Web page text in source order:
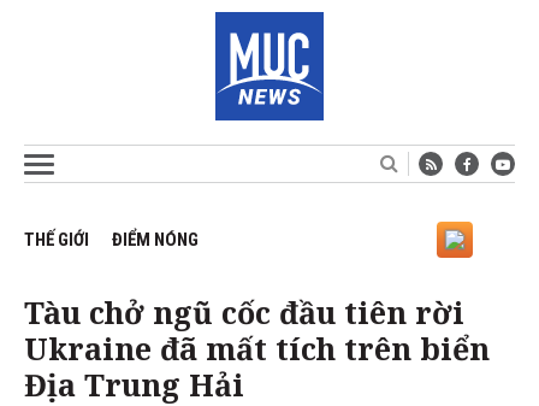
THẾ GIỚI ĐIỂM NÓNG
Tàu chở ngũ cốc đầu tiên rời
Ukraine đã mất tích trên biển
Địa Trung Hải